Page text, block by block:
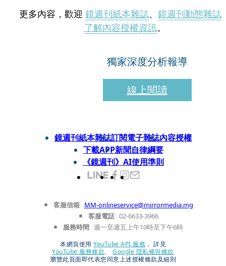
更多內容，歡迎 鏡週刊紙本雜誌、 鏡週刊動態雜誌
了解內容授權資訊。
獨家深度分析報導
線上閱讀
鏡週刊紙本雜誌訂閱電子雜誌內容授權
下載APP新聞自律綱要
《鏡週刊》AI使用準則
客服信箱 MM-onlineservice@mirrormedia.mg
客服電話 02-6633-3966
服務時間 週一至週五上午10時至下午6時
本網頁使用 YouTube API 服務 ， 詳見
YouTube 服務條款、
Google 隱私權與條款
瀏覽此頁面即代表您同意上述授權條款及細則